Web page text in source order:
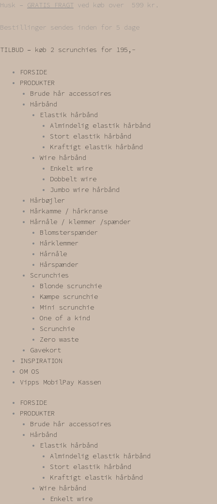
Gå
indholdet
Husk – GRATIS FRAGT ved køb over 599 kr.
Bestillinger sendes inden for 5 dage
TILBUD – køb 2 scrunchies for 195,-
FORSIDE
PRODUKTER
Brude hår accessoires
Hårbånd
Elastik hårbånd
Almindelig elastik hårbånd
Stort elastik hårbånd
Kraftigt elastik hårbånd
Wire hårbånd
Enkelt wire
Dobbelt wire
Jumbo wire hårbånd
Hårbøjler
Hårkamme / hårkranse
Hårnåle / klemmer /spænder
Blomsterspænder
Hårklemmer
Hårnåle
Hårspænder
Scrunchies
Blonde scrunchie
Kæmpe scrunchie
Mini scrunchie
One of a kind
Scrunchie
Zero waste
Gavekort
INSPIRATION
OM OS
Vipps MobilPay Kassen
FORSIDE
PRODUKTER
Brude hår accessoires
Hårbånd
Elastik hårbånd
Almindelig elastik hårbånd
Stort elastik hårbånd
Kraftigt elastik hårbånd
Wire hårbånd
Enkelt wire